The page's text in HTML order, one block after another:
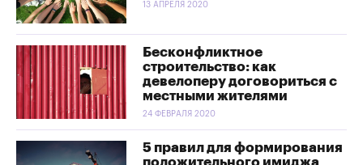
13 АПРЕЛЯ 2020
Бесконфликтное
строительство: как
девелоперу договориться с
местными жителями
24 ФЕВРАЛЯ 2020
5 правил для формирования